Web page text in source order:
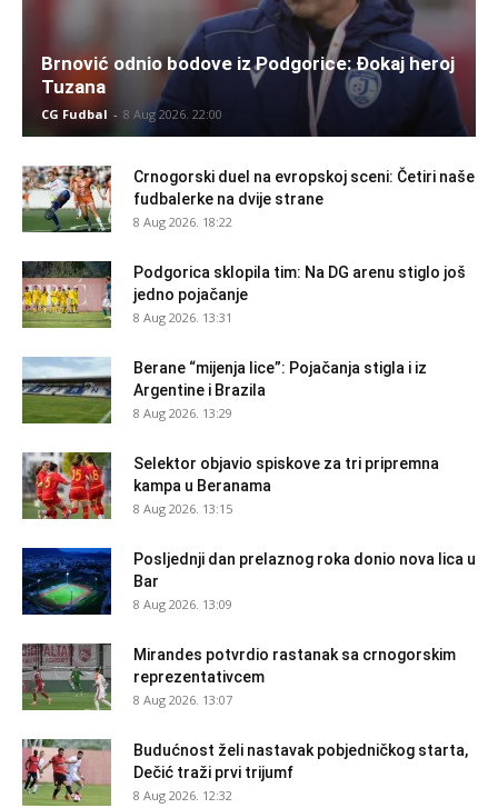
Brnović odnio bodove iz Podgorice: Đokaj heroj
Tuzana
CG Fudbal - 8 Aug 2026. 22:00
Crnogorski duel na evropskoj sceni: Četiri naše
fudbalerke na dvije strane
8 Aug 2026. 18:22
Podgorica sklopila tim: Na DG arenu stiglo još
jedno pojačanje
8 Aug 2026. 13:31
Berane “mijenja lice”: Pojačanja stigla i iz
Argentine i Brazila
8 Aug 2026. 13:29
Selektor objavio spiskove za tri pripremna
kampa u Beranama
8 Aug 2026. 13:15
Posljednji dan prelaznog roka donio nova lica u
Bar
8 Aug 2026. 13:09
Mirandes potvrdio rastanak sa crnogorskim
reprezentativcem
8 Aug 2026. 13:07
Budućnost želi nastavak pobjedničkog starta,
Dečić traži prvi trijumf
8 Aug 2026. 12:32